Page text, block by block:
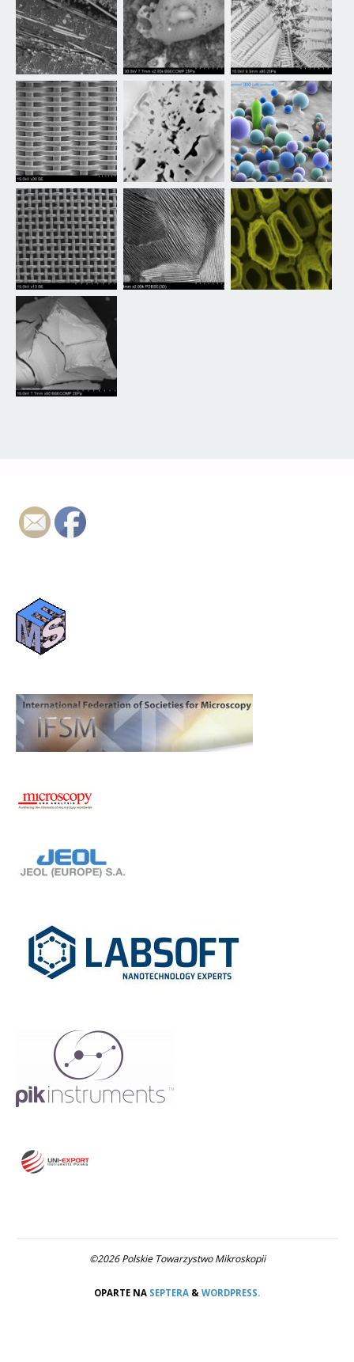
©2026 Polskie Towarzystwo Mikroskopii
OPARTE NA SEPTERA & WORDPRESS.